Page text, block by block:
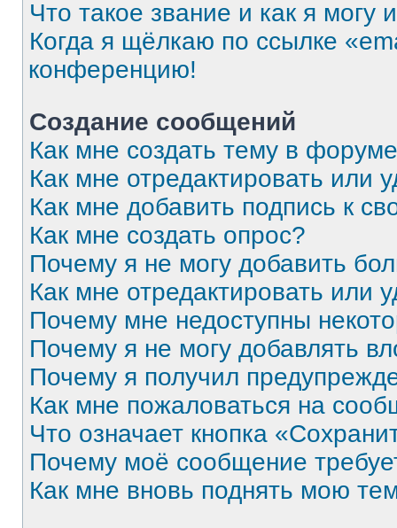
Что такое звание и как я могу
Когда я щёлкаю по ссылке
конференцию!
Создание сообщений
Как мне создать тему в
Как мне отредактировать или
Как мне добавить подпись к
Как мне создать опрос?
Почему я не могу добавить
Как мне отредактировать или
Почему мне недоступны
Почему я не могу добавлять
Почему я получил
Как мне пожаловаться на
Что означает кнопка
Почему моё сообщение
Как мне вновь поднять мою